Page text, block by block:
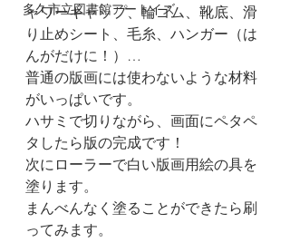
多久市立図書館アートイズ
ャワーキャップ、輪ゴム、靴底、滑
り止めシート、毛糸、ハンガー（は
んがだけに！）…
普通の版画には使わないような材料
がいっぱいです。
ハサミで切りながら、画面にペタペ
タしたら版の完成です！
次にローラーで白い版画用絵の具を
塗ります。
まんべんなく塗ることができたら刷
ってみます。